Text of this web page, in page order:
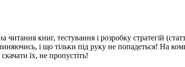
книг, тестування і розробку стратегій
і що тільки під руку не попадеться! На
їх, не пропустіть!